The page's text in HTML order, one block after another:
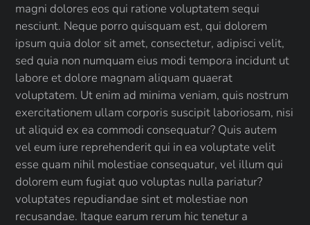
magni dolores eos qui ratione voluptatem sequi
nesciunt. Neque porro quisquam est, qui dolorem
ipsum quia dolor sit amet, consectetur, adipisci velit,
sed quia non numquam eius modi tempora incidunt ut
labore et dolore magnam aliquam quaerat
voluptatem. Ut enim ad minima veniam, quis nostrum
exercitationem ullam corporis suscipit laboriosam, nisi
ut aliquid ex ea commodi consequatur? Quis autem
vel eum iure reprehenderit qui in ea voluptate velit
esse quam nihil molestiae consequatur, vel illum qui
dolorem eum fugiat quo voluptas nulla pariatur?
voluptates repudiandae sint et molestiae non
recusandae. Itaque earum rerum hic tenetur a